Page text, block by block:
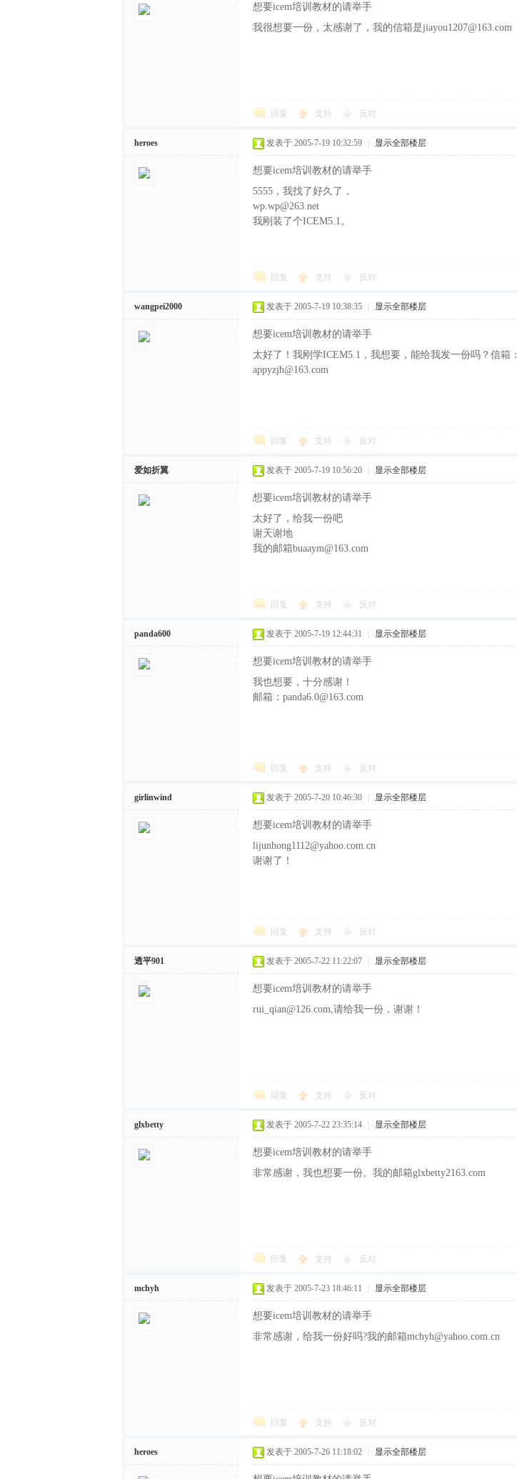
想要icem培训教材的请举手
我很想要一份，太感谢了，我的信箱是jiayou1207@163.com
回复 支持 反对
heroes 发表于 2005-7-19 10:32:59 显示全部楼层
想要icem培训教材的请举手
5555，我找了好久了，
wp.wp@263.net
我刚装了个ICEM5.1。
回复 支持 反对
wangpei2000 发表于 2005-7-19 10:38:35 显示全部楼层
想要icem培训教材的请举手
太好了！我刚学ICEM5.1，我想要，能给我发一份吗？信箱：
appyzjh@163.com
回复 支持 反对
爱如折翼 发表于 2005-7-19 10:56:20 显示全部楼层
想要icem培训教材的请举手
太好了，给我一份吧
谢天谢地
我的邮箱buaaym@163.com
回复 支持 反对
panda600 发表于 2005-7-19 12:44:31 显示全部楼层
想要icem培训教材的请举手
我也想要，十分感谢！
邮箱：panda6.0@163.com
回复 支持 反对
girlinwind 发表于 2005-7-20 10:46:30 显示全部楼层
想要icem培训教材的请举手
lijunhong1112@yahoo.com.cn
谢谢了！
回复 支持 反对
透平901 发表于 2005-7-22 11:22:07 显示全部楼层
想要icem培训教材的请举手
rui_qian@126.com,请给我一份，谢谢！
回复 支持 反对
glxbetty 发表于 2005-7-22 23:35:14 显示全部楼层
想要icem培训教材的请举手
非常感谢，我也想要一份。我的邮箱glxbetty2163.com
回复 支持 反对
mchyh 发表于 2005-7-23 18:46:11 显示全部楼层
想要icem培训教材的请举手
非常感谢，给我一份好吗?我的邮箱mchyh@yahoo.com.cn
回复 支持 反对
heroes 发表于 2005-7-26 11:18:02 显示全部楼层